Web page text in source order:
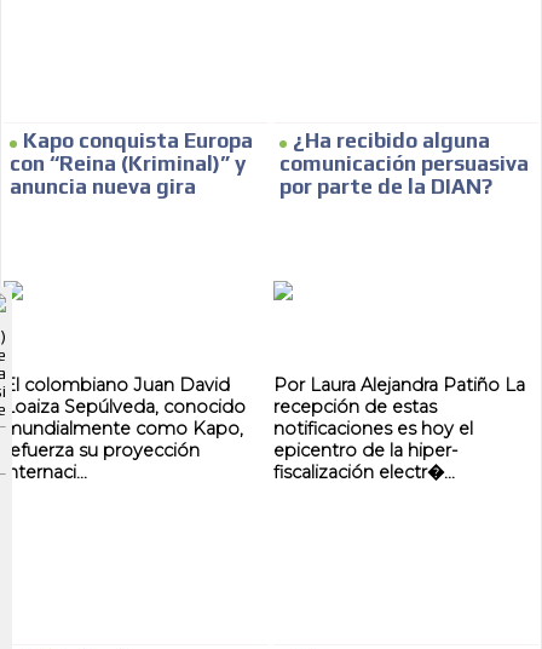
Kapo conquista Europa
con “Reina (Kriminal)” y
anuncia nueva gira
El colombiano Juan David
Loaiza Sepúlveda, conocido
mundialmente como Kapo,
refuerza su proyección
internaci...
¿Ha recibido alguna
comunicación persuasiva
por parte de la DIAN?
Por Laura Alejandra Patiño La
recepción de estas
notificaciones es hoy el
epicentro de la hiper-
fiscalización electr�...
ADVERTISEMENT